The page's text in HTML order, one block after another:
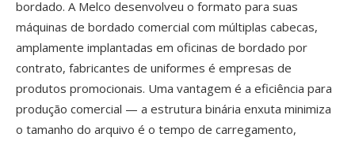
bordado. A Melco desenvolveu o formato para suas
máquinas de bordado comercial com múltiplas cabecas,
amplamente implantadas em oficinas de bordado por
contrato, fabricantes de uniformes é empresas de
produtos promocionais. Uma vantagem é a eficiência para
produção comercial — a estrutura binária enxuta minimiza
o tamanho do arquivo é o tempo de carregamento,